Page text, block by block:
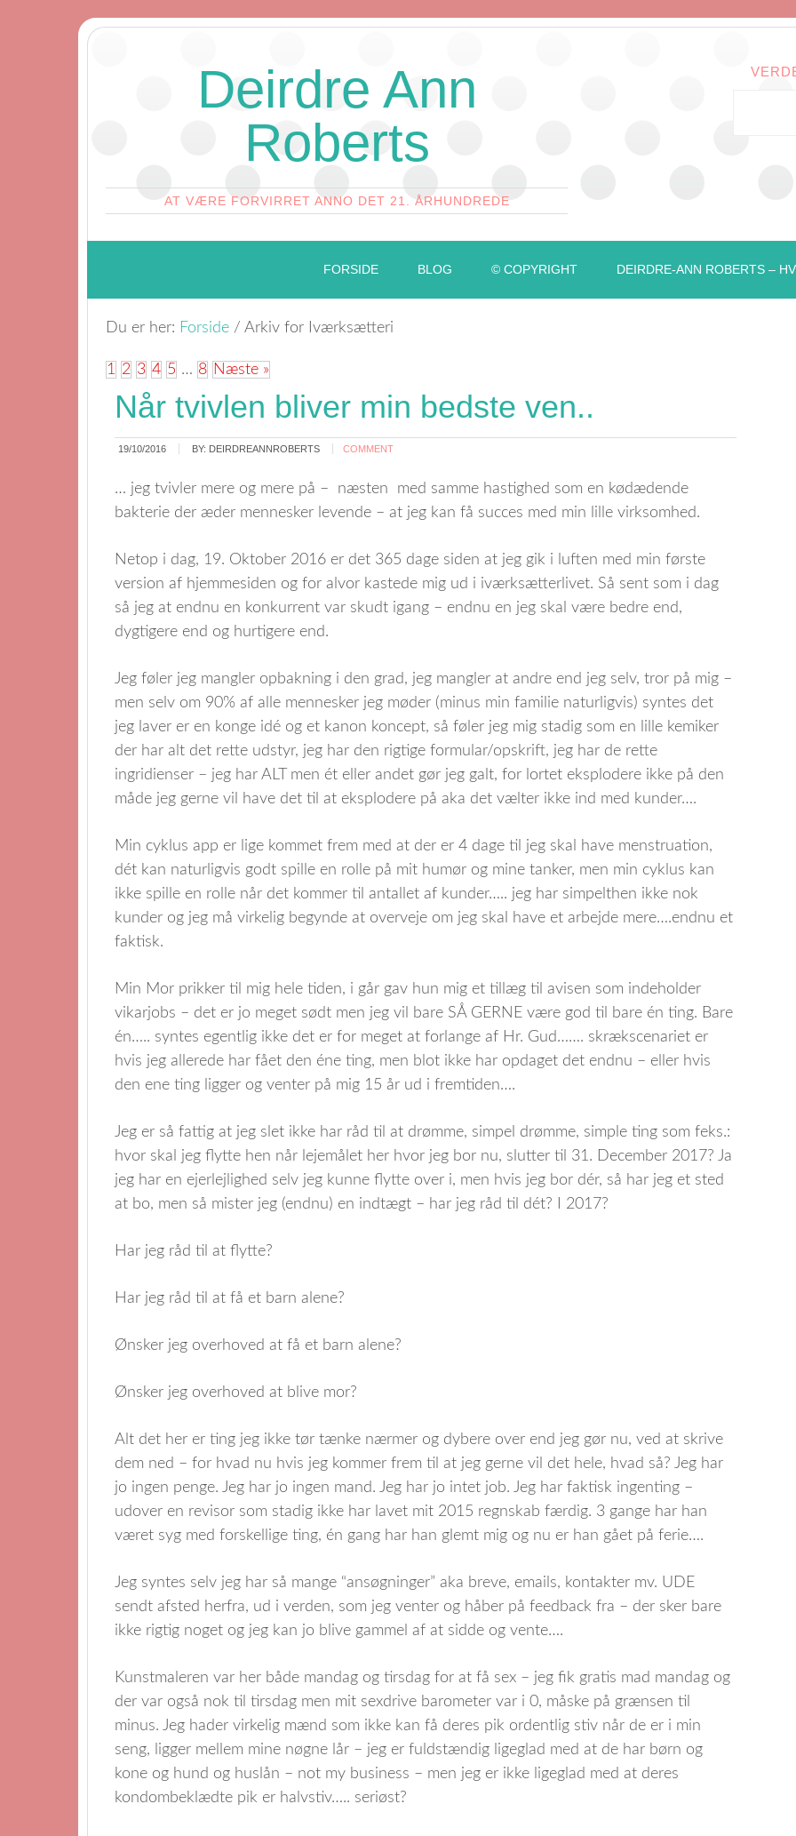
Deirdre Ann
Roberts
AT VÆRE FORVIRRET ANNO DET 21. ÅRHUNDREDE
FORSIDE BLOG © COPYRIGHT DEIRDRE-ANN ROBERTS –
Du er her: Forside / Arkiv for Iværksætteri
1 2 3 4 5 … 8 Næste »
Når tvivlen bliver min bedste ven..
19/10/2016 BY: DEIRDREANNROBERTS COMMENT
… jeg tvivler mere og mere på – næsten med samme hastighed som en kødædende
bakterie der æder mennesker levende – at jeg kan få succes med min lille virksomhed.
Netop i dag, 19. Oktober 2016 er det 365 dage siden at jeg gik i luften med min første
version af hjemmesiden og for alvor kastede mig ud i iværksætterlivet. Så sent som i dag
så jeg at endnu en konkurrent var skudt igang – endnu en jeg skal være bedre end,
dygtigere end og hurtigere end.
Jeg føler jeg mangler opbakning i den grad, jeg mangler at andre end jeg selv, tror på mig –
men selv om 90% af alle mennesker jeg møder (minus min familie naturligvis) syntes det
jeg laver er en konge idé og et kanon koncept, så føler jeg mig stadig som en lille kemiker
der har alt det rette udstyr, jeg har den rigtige formular/opskrift, jeg har de rette
ingridienser – jeg har ALT men ét eller andet gør jeg galt, for lortet eksplodere ikke på den
måde jeg gerne vil have det til at eksplodere på aka det vælter ikke ind med kunder….
Min cyklus app er lige kommet frem med at der er 4 dage til jeg skal have menstruation,
dét kan naturligvis godt spille en rolle på mit humør og mine tanker, men min cyklus kan
ikke spille en rolle når det kommer til antallet af kunder….. jeg har simpelthen ikke nok
kunder og jeg må virkelig begynde at overveje om jeg skal have et arbejde mere….endnu et
faktisk.
Min Mor prikker til mig hele tiden, i går gav hun mig et tillæg til avisen som indeholder
vikarjobs – det er jo meget sødt men jeg vil bare SÅ GERNE være god til bare én ting. Bare
én….. syntes egentlig ikke det er for meget at forlange af Hr. Gud……. skrækscenariet er
hvis jeg allerede har fået den éne ting, men blot ikke har opdaget det endnu – eller hvis
den ene ting ligger og venter på mig 15 år ud i fremtiden….
Jeg er så fattig at jeg slet ikke har råd til at drømme, simpel drømme, simple ting som feks.:
hvor skal jeg flytte hen når lejemålet her hvor jeg bor nu, slutter til 31. December 2017? Ja
jeg har en ejerlejlighed selv jeg kunne flytte over i, men hvis jeg bor dér, så har jeg et sted
at bo, men så mister jeg (endnu) en indtægt – har jeg råd til dét? I 2017?
Har jeg råd til at flytte?
Har jeg råd til at få et barn alene?
Ønsker jeg overhoved at få et barn alene?
Ønsker jeg overhoved at blive mor?
Alt det her er ting jeg ikke tør tænke nærmer og dybere over end jeg gør nu, ved at skrive
dem ned – for hvad nu hvis jeg kommer frem til at jeg gerne vil det hele, hvad så? Jeg har
jo ingen penge. Jeg har jo ingen mand. Jeg har jo intet job. Jeg har faktisk ingenting –
udover en revisor som stadig ikke har lavet mit 2015 regnskab færdig. 3 gange har han
været syg med forskellige ting, én gang har han glemt mig og nu er han gået på ferie….
Jeg syntes selv jeg har så mange “ansøgninger” aka breve, emails, kontakter mv. UDE
sendt afsted herfra, ud i verden, som jeg venter og håber på feedback fra – der sker bare
ikke rigtig noget og jeg kan jo blive gammel af at sidde og vente….
Kunstmaleren var her både mandag og tirsdag for at få sex – jeg fik gratis mad mandag og
der var også nok til tirsdag men mit sexdrive barometer var i 0, måske på grænsen til
minus. Jeg hader virkelig mænd som ikke kan få deres pik ordentlig stiv når de er i min
seng, ligger mellem mine nøgne lår – jeg er fuldstændig ligeglad med at de har børn og
kone og hund og huslån – not my business – men jeg er ikke ligeglad med at deres
kondombeklædte pik er halvstiv….. seriøst?